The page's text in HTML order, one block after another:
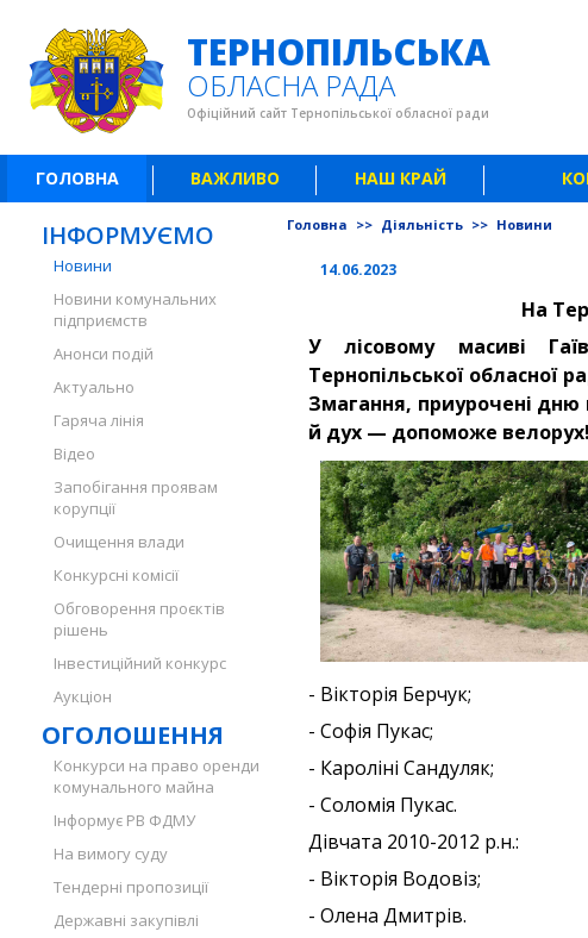
ТЕРНОПІЛЬСЬКА
ОБЛАСНА РАДА
Офіційний сайт Тернопільської обласної ради
ГОЛОВНА ВАЖЛИВО НАШ КРАЙ
ІНФОРМУЄМО
Новини
Новини комунальних
підприємств
Анонси подій
Актуально
Гаряча лінія
Відео
Запобігання проявам
корупції
Очищення влади
Конкурсні комісії
Обговорення проєктів
рішень
Інвестиційний конкурс
Аукціон
ОГОЛОШЕННЯ
Конкурси на право оренди
комунального майна
Інформує РВ ФДМУ
На вимогу суду
Тендерні пропозиції
Державні закупівлі
Головна >> Діяльність >> Новини
14.06.2023
На
У лісовому масиві
Тернопільської обласної
Змагання, приурочені дню
й дух — допоможе
- Вікторія Берчук;
- Софія Пукас;
- Кароліні Сандуляк;
- Соломія Пукас.
Дівчата 2010-2012 р.н.:
- Вікторія Водовіз;
- Олена Дмитрів.